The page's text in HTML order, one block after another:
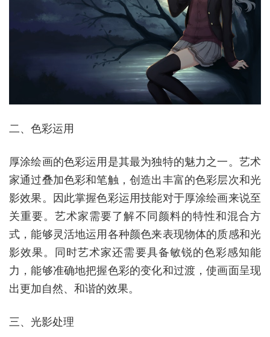
二、色彩运用
厚涂绘画的色彩运用是其最为独特的魅力之一。艺术
家通过叠加色彩和笔触，创造出丰富的色彩层次和光
影效果。因此掌握色彩运用技能对于厚涂绘画来说至
关重要。艺术家需要了解不同颜料的特性和混合方
式，能够灵活地运用各种颜色来表现物体的质感和光
影效果。同时艺术家还需要具备敏锐的色彩感知能
力，能够准确地把握色彩的变化和过渡，使画面呈现
出更加自然、和谐的效果。
三、光影处理